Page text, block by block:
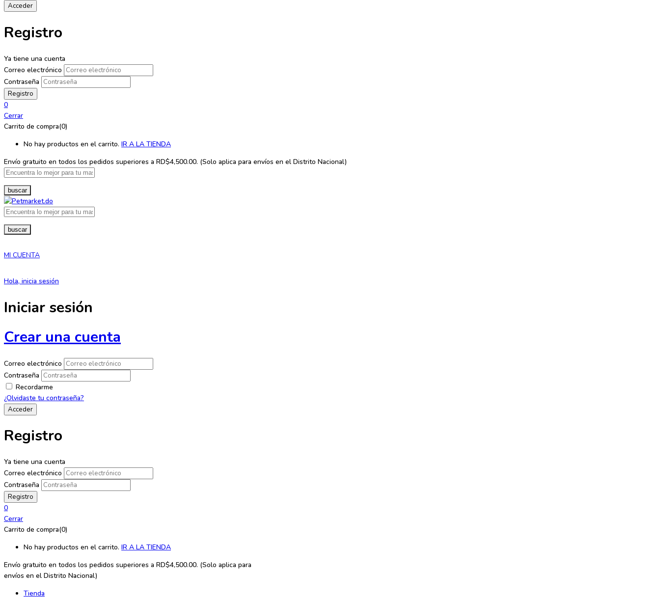
Registro
Ya tiene una cuenta
Correo electrónico
Contraseña
0
Cerrar
Carrito de compra(0)
No hay productos en el carrito. IR A LA TIENDA
Envío gratuito en todos los pedidos superiores a RD$4,500.00. (Solo aplica para envíos en el Distrito Nacional)
buscar
buscar
MI CUENTA
Hola, inicia sesión
Iniciar sesión
Crear una cuenta
Correo electrónico
Contraseña
Recordarme
¿Olvidaste tu contraseña?
Registro
Ya tiene una cuenta
Correo electrónico
Contraseña
0
Cerrar
Carrito de compra(0)
No hay productos en el carrito. IR A LA TIENDA
Envío gratuito en todos los pedidos superiores a RD$4,500.00. (Solo aplica para
envíos en el Distrito Nacional)
Tienda